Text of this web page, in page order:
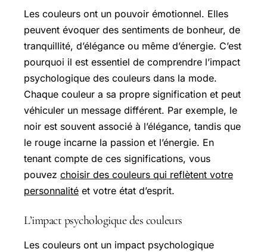
Les couleurs ont un pouvoir émotionnel. Elles
peuvent évoquer des sentiments de bonheur, de
tranquillité, d’élégance ou même d’énergie. C’est
pourquoi il est essentiel de comprendre l’impact
psychologique des couleurs dans la mode.
Chaque couleur a sa propre signification et peut
véhiculer un message différent. Par exemple, le
noir est souvent associé à l’élégance, tandis que
le rouge incarne la passion et l’énergie. En
tenant compte de ces significations, vous
pouvez choisir des couleurs qui reflètent votre
personnalité et votre état d’esprit.
L’impact psychologique des couleurs
Les couleurs ont un impact psychologique